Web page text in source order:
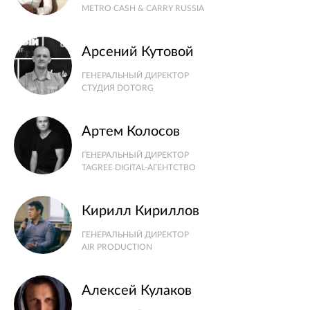
METRO CASH & CARRY RUSSIA
Арсений Кутовой
ГЕНЕРАЛЬНЫЙ ДИРЕКТОР
СТУДИЯ DOTORG
Артем Колосов
ГЕНЕРАЛЬНЫЙ ДИРЕКТОР
TAGREE DIGITAL-АГЕНТСТВО
Кирилл Кириллов
ГЕНЕРАЛЬНЫЙ ДИРЕКТОР
AIR PRODUCTION
Алексей Кулаков